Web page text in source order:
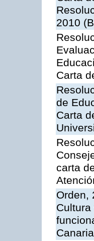
2010
Carta
de
Carta
carta
Orden,